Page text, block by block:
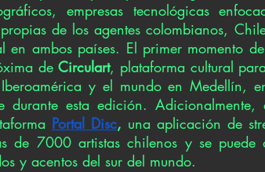
empresas tecnológicas
de los agentes colombianos,
en ambos países. El primer momento
de Circulart, plataforma cultural
y el mundo en Medellín,
durante esta edición. Adicionalmente,
Portal Disc, una aplicación de
de 7000 artistas chilenos y se puede
y acentos del sur del mundo.